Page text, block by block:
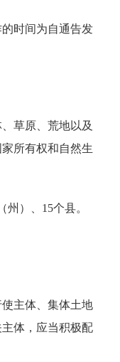
时间为自通告发
草原、荒地以及
所有权和自然生
）、15个县。
主体、集体土地
体，应当积极配